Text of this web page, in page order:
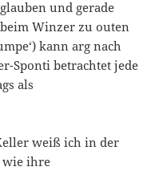
und gerade
Winzer zu outen
kann arg nach
Sponti betrachtet jede
als
weiß ich in der
wie ihre